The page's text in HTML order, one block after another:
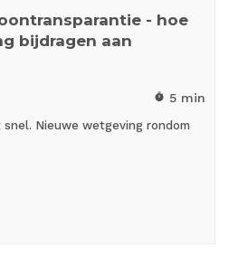
- hoe
bijdragen aan
timer 5 min
Nieuwe wetgeving rondom